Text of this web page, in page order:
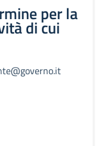
per la
di cui